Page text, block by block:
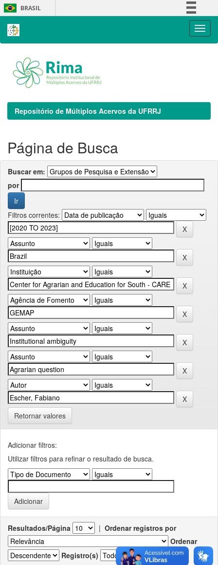
Skip
navigation
BRASIL
Repositório de Múltiplos Acervos da UFRRJ
Página de Busca
Buscar em:
por
Filtros correntes:
Retornar valores
Adicionar filtros:
Utilizar filtros para refinar o resultado de busca.
Resultados/Página | Ordenar registros por
Ordenar
Registro(s)